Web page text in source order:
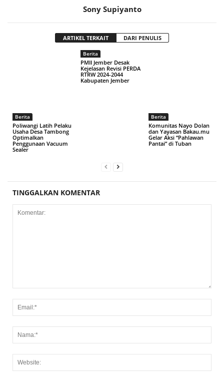
Sony Supiyanto
ARTIKEL TERKAIT DARI PENULIS
Berita
Poliwangi Latih Pelaku
Usaha Desa Tambong
Optimalkan
Penggunaan Vacuum
Sealer
Berita
PMII Jember Desak
Kejelasan Revisi PERDA
RTRW 2024-2044
Kabupaten Jember
Berita
Komunitas Nayo Dolan
dan Yayasan Bakau.mu
Gelar Aksi “Pahlawan
Pantai” di Tuban
TINGGALKAN KOMENTAR